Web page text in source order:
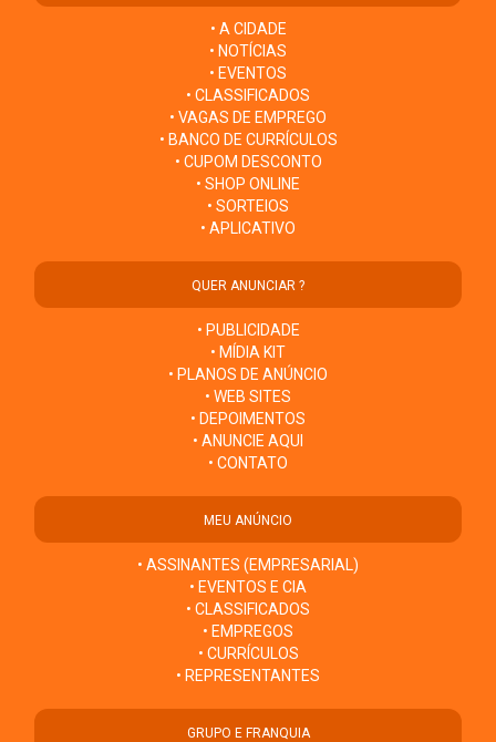
• A CIDADE
• NOTÍCIAS
• EVENTOS
• CLASSIFICADOS
• VAGAS DE EMPREGO
• BANCO DE CURRÍCULOS
• CUPOM DESCONTO
• SHOP ONLINE
• SORTEIOS
• APLICATIVO
QUER ANUNCIAR ?
• PUBLICIDADE
• MÍDIA KIT
• PLANOS DE ANÚNCIO
• WEB SITES
• DEPOIMENTOS
• ANUNCIE AQUI
• CONTATO
MEU ANÚNCIO
• ASSINANTES (EMPRESARIAL)
• EVENTOS E CIA
• CLASSIFICADOS
• EMPREGOS
• CURRÍCULOS
• REPRESENTANTES
GRUPO E FRANQUIA